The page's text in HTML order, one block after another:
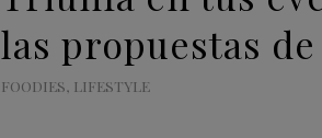
las propuestas
FOODIES, LIFESTYLE